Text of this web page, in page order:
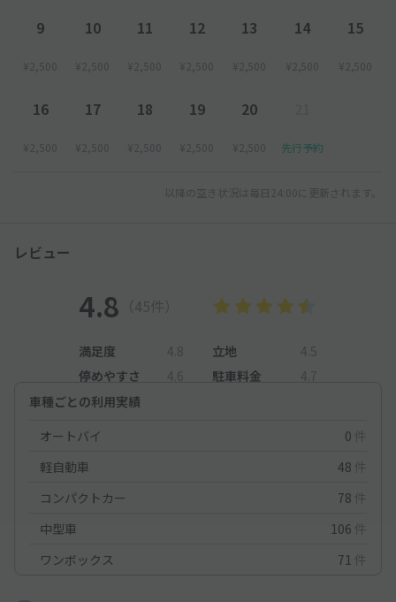
9
¥2,500
10
¥2,500
11
¥2,500
12
¥2,500
13
¥2,500
14
¥2,500
15
¥2,500
16
¥2,500
17
¥2,500
18
¥2,500
19
¥2,500
20
¥2,500 先行予約
以降の空き状況は毎日24:00に更新されます。
レビュー
4.8 （45件）
満足度 4.8 立地
4.5
停めやすさ
4.6 駐車料金
4.7
車種ごとの利用実績
オートバイ
0 件
軽自動車
48 件
コンパクトカー
78 件
中型車
106 件
ワンボックス
71 件